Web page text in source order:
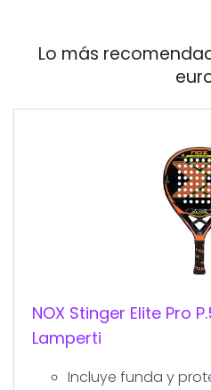
Lo más
NOX Stinger Elite Pro
Lamperti
Incluye funda y